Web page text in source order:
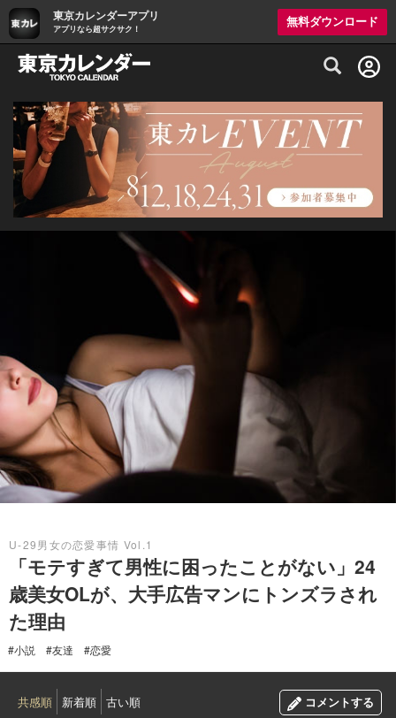
東京カレンダーアプリ
アプリなら超サクサク！
無料ダウンロード
グルメ情報・プレミアムレストラン予約
U-29男女の恋愛事情 Vol.1
「モテすぎて男性に困ったことがない」24
歳美女OLが、大手広告マンにトンズラされ
た理由
#小説 #友達 #恋愛
共感順 新着順 古い順 コメントする